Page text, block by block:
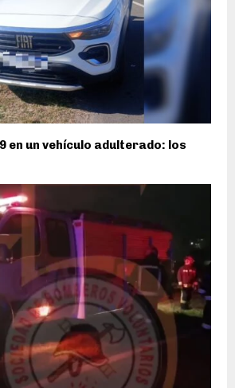
en un vehículo adulterado: los